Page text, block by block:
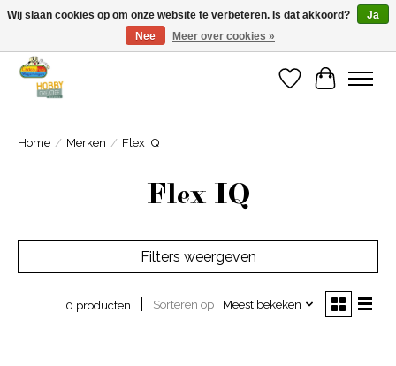
Welkom bij Cadeauhuis Wageningen
Verlanglijst
Home / Merken / Flex IQ
Flex IQ
Filters weergeven
0 producten Sorteren op Meest bekeken
Wij slaan cookies op om onze website te verbeteren. Is dat akkoord?
Ja
Nee
Meer over cookies »